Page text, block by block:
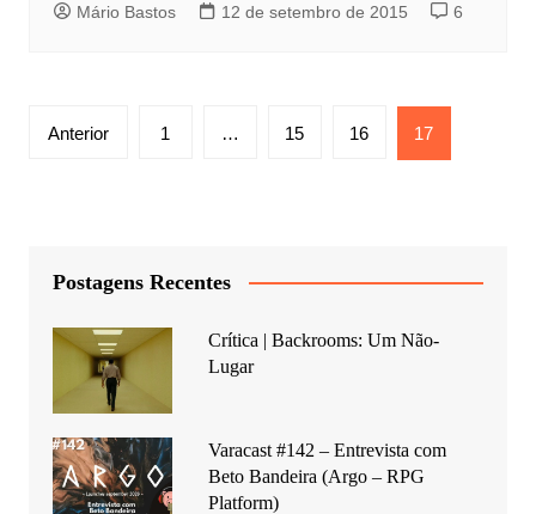
Mário Bastos 12 de setembro de 2015 6
Paginação
Anterior 1 … 15 16 17
Postagens Recentes
Crítica | Backrooms: Um Não-
Lugar
Varacast #142 – Entrevista com
Beto Bandeira (Argo – RPG
Platform)